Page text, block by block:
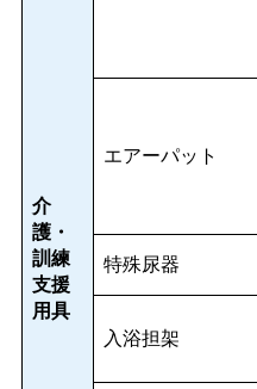
介
護・
訓練
支援
用具
エアーパット
特殊尿器
入浴担架